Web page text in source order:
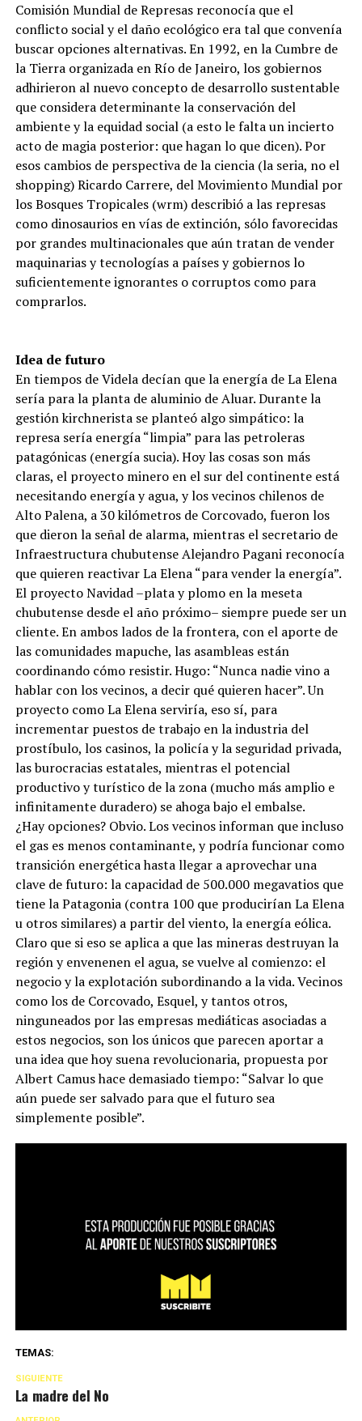
Comisión Mundial de Represas reconocía que el
conflicto social y el daño ecológico era tal que convenía
buscar opciones alternativas. En 1992, en la Cumbre de
la Tierra organizada en Río de Janeiro, los gobiernos
adhirieron al nuevo concepto de desarrollo sustentable
que considera determinante la conservación del
ambiente y la equidad social (a esto le falta un incierto
acto de magia posterior: que hagan lo que dicen). Por
esos cambios de perspectiva de la ciencia (la seria, no el
shopping) Ricardo Carrere, del Movimiento Mundial por
los Bosques Tropicales (wrm) describió a las represas
como dinosaurios en vías de extinción, sólo favorecidas
por grandes multinacionales que aún tratan de vender
maquinarias y tecnologías a países y gobiernos lo
suficientemente ignorantes o corruptos como para
comprarlos.
Idea de futuro
En tiempos de Videla decían que la energía de La Elena
sería para la planta de aluminio de Aluar. Durante la
gestión kirchnerista se planteó algo simpático: la
represa sería energía “limpia” para las petroleras
patagónicas (energía sucia). Hoy las cosas son más
claras, el proyecto minero en el sur del continente está
necesitando energía y agua, y los vecinos chilenos de
Alto Palena, a 30 kilómetros de Corcovado, fueron los
que dieron la señal de alarma, mientras el secretario de
Infraestructura chubutense Alejandro Pagani reconocía
que quieren reactivar La Elena “para vender la energía”.
El proyecto Navidad –plata y plomo en la meseta
chubutense desde el año próximo– siempre puede ser un
cliente. En ambos lados de la frontera, con el aporte de
las comunidades mapuche, las asambleas están
coordinando cómo resistir. Hugo: “Nunca nadie vino a
hablar con los vecinos, a decir qué quieren hacer”. Un
proyecto como La Elena serviría, eso sí, para
incrementar puestos de trabajo en la industria del
prostíbulo, los casinos, la policía y la seguridad privada,
las burocracias estatales, mientras el potencial
productivo y turístico de la zona (mucho más amplio e
infinitamente duradero) se ahoga bajo el embalse.
¿Hay opciones? Obvio. Los vecinos informan que incluso
el gas es menos contaminante, y podría funcionar como
transición energética hasta llegar a aprovechar una
clave de futuro: la capacidad de 500.000 megavatios que
tiene la Patagonia (contra 100 que producirían La Elena
u otros similares) a partir del viento, la energía eólica.
Claro que si eso se aplica a que las mineras destruyan la
región y envenenen el agua, se vuelve al comienzo: el
negocio y la explotación subordinando a la vida. Vecinos
como los de Corcovado, Esquel, y tantos otros,
ninguneados por las empresas mediáticas asociadas a
estos negocios, son los únicos que parecen aportar a
una idea que hoy suena revolucionaria, propuesta por
Albert Camus hace demasiado tiempo: “Salvar lo que
aún puede ser salvado para que el futuro sea
simplemente posible”.
TEMAS:
SIGUIENTE
La madre del No